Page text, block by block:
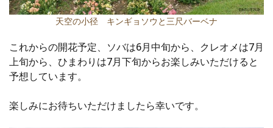
天空の小径 キンギョソウと三尺バーベナ
これからの開花予定、ソバは6月中旬から、クレオメは7月
上旬から、ひまわりは7月下旬からお楽しみいただけると
予想しています。
楽しみにお待ちいただけましたら幸いです。